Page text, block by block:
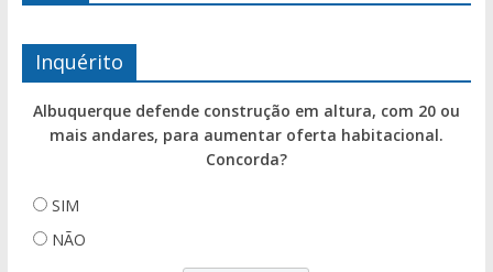
Inquérito
Albuquerque defende construção em altura, com 20 ou
mais andares, para aumentar oferta habitacional.
Concorda?
SIM
NÃO